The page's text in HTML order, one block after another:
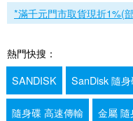
*滿千元門市取貨現折1%(
熱門快搜：
SANDISK
SanDisk 隨身
隨身碟 高速傳輸 金屬 隨